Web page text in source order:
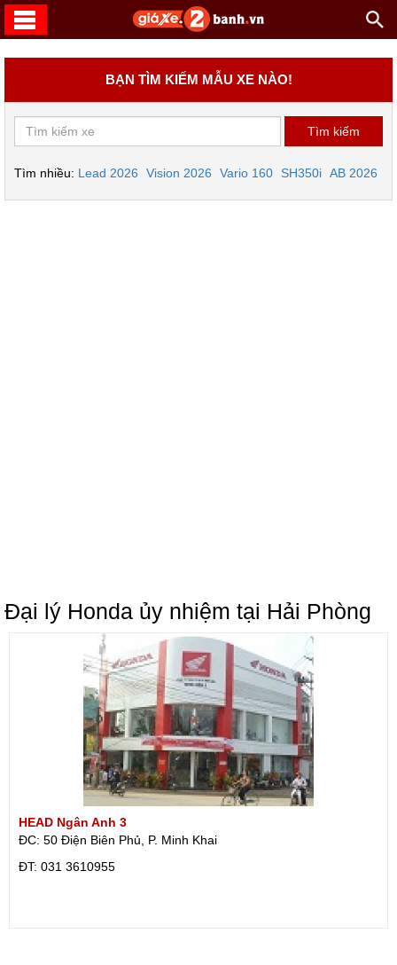
BẠN TÌM KIẾM MẪU XE NÀO!
Tìm nhiều: Lead 2026 Vision 2026 Vario 160 SH350i AB 2026
Đại lý Honda ủy nhiệm tại Hải Phòng
HEAD Ngân Anh 3
ĐC: 50 Điện Biên Phủ, P. Minh Khai
ÐT: 031 3610955